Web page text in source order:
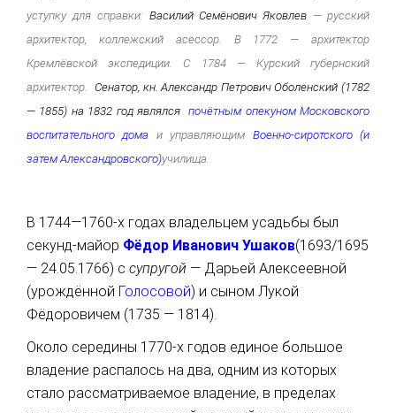
уступку для справки: Василий Семёнович Яковлев — русский
архитектор, коллежский асессор. В 1772 — архитектор
Кремлёвской экспедиции. С 1784 — Курский губернский
архитектор.
Сенатор, кн. Александр Петрович Оболенский (1782
— 1855) на 1832 год являлся
почётным опекуном Московского
воспитательного дома и управляющим Военно-сиротского (и
затем Александровского)училища.
В 1744—1760-х годах владельцем усадьбы был
секунд-майор Фёдор Иванович Ушаков(1693/1695
— 24.05.1766) с супругой — Дарьей Алексеевной
(урождённой Голосовой) и сыном Лукой
Фёдоровичем (1735 — 1814)
Около середины 1770-х годов единое большое
владение распалось на два, одним из которых
стало рассматриваемое владение, в пределах